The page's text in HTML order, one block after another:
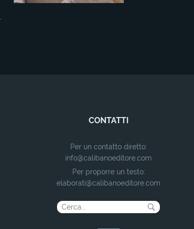
CONTATTI
Per un contatto diretto:
info@calibanoeditore.com
Per proporre un testo:
elaborati@calibanoeditore.com